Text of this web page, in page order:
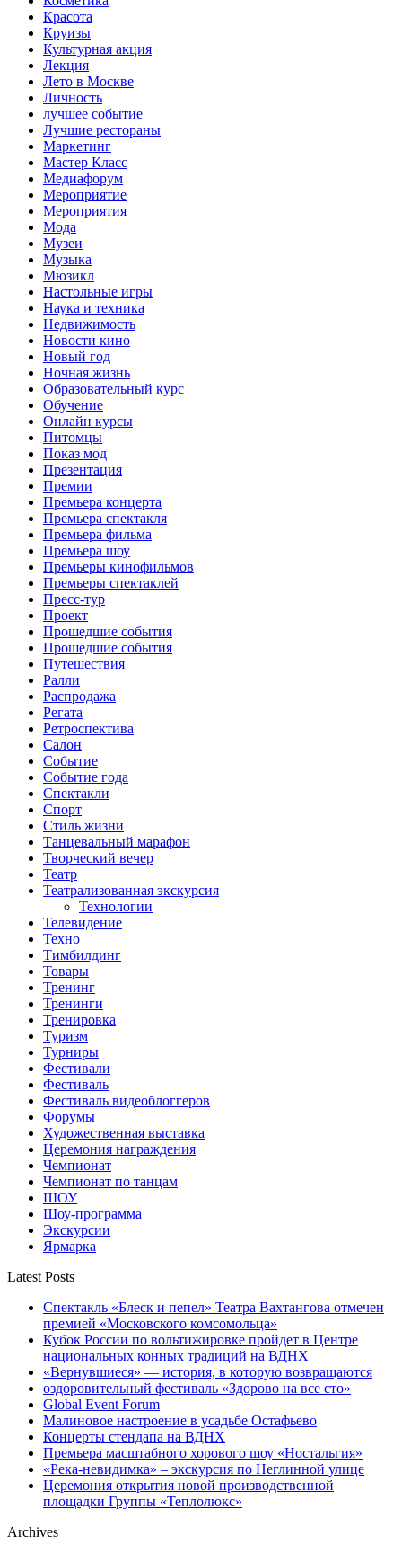
Красота
Круизы
Культурная акция
Лекция
Лето в Москве
Личность
лучшее событие
Лучшие рестораны
Маркетинг
Мастер Класс
Медиафорум
Мероприятие
Мероприятия
Мода
Музеи
Музыка
Мюзикл
Настольные игры
Наука и техника
Недвижимость
Новости кино
Новый год
Ночная жизнь
Образовательный курс
Обучение
Онлайн курсы
Питомцы
Показ мод
Презентация
Премии
Премьера концерта
Премьера спектакля
Премьера фильма
Премьера шоу
Премьеры кинофильмов
Премьеры спектаклей
Пресс-тур
Проект
Прошедшие события
Прошедшие события
Путешествия
Ралли
Распродажа
Регата
Ретроспектива
Салон
Событие
Событие года
Спектакли
Спорт
Стиль жизни
Танцевальный марафон
Творческий вечер
Театр
Театрализованная экскурсия
Технологии
Телевидение
Техно
Тимбилдинг
Товары
Тренинг
Тренинги
Тренировка
Туризм
Турниры
Фестивали
Фестиваль
Фестиваль видеоблоггеров
Форумы
Художественная выставка
Церемония награждения
Чемпионат
Чемпионат по танцам
ШОУ
Шоу-программа
Экскурсии
Ярмарка
Latest Posts
Спектакль «Блеск и пепел» Театра Вахтангова отмечен
премией «Московского комсомольца»
Кубок России по вольтижировке пройдет в Центре
национальных конных традиций на ВДНХ
«Вернувшиеся» — история, в которую возвращаются
оздоровительный фестиваль «Здорово на все сто»
Global Event Forum
Малиновое настроение в усадьбе Остафьево
Концерты стендапа на ВДНХ
Премьера масштабного хорового шоу «Ностальгия»
«Река-невидимка» – экскурсия по Неглинной улице
Церемония открытия новой производственной
площадки Группы «Теплолюкс»
Archives